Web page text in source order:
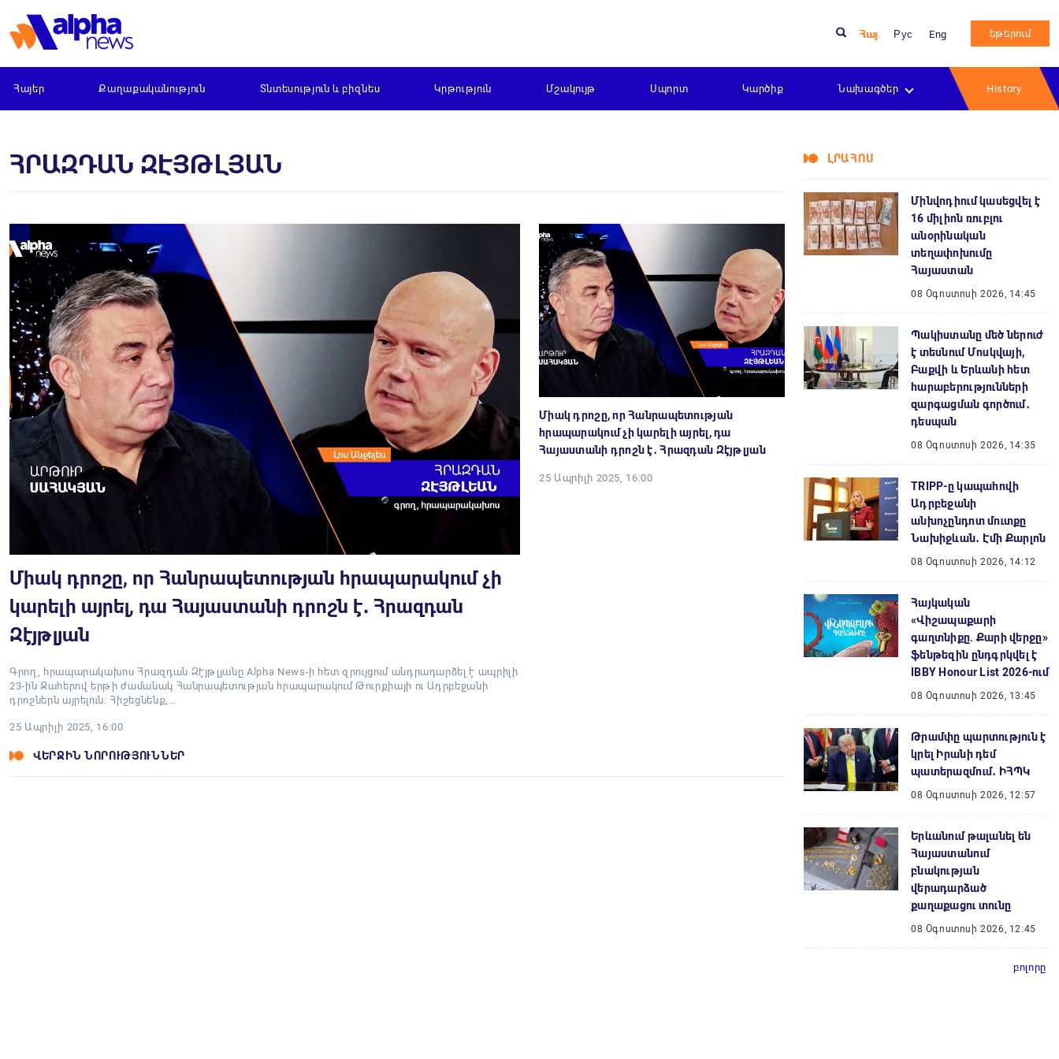
Հայ Рус Eng եթերում
Հայեր Քաղաքականություն Տնտեսություն և բիզնես Կրթություն Մշակույթ Սպորտ Կարծիք Նախագծեր History
ՀՐԱԶԴԱՆ ԶԷՅԹԼՅԱՆ
Միակ դրոշը, որ Հանրապետության հրապարակում չի
կարելի այրել, դա Հայաստանի դրոշն է․ Հրազդան
Զէյթլյան
Գրող, հրապարակախոս Հրազդան Զէյթլյանը Alpha News-ի հետ զրույցում անդրադարձել է ապրիլի
23-ին Ջահերով երթի ժամանակ Հանրապետության հրապարակում Թուրքիայի ու Ադրբեջանի
դրոշներն այրելուն: Հիշեցնենք,…
25 Ապրիլի 2025, 16:00
Միակ դրոշը, որ Հանրապետության
հրապարակում չի կարելի այրել, դա
Հայաստանի դրոշն է․ Հրազդան Զէյթլյան
25 Ապրիլի 2025, 16:00
ՎԵՐՋԻՆ ՆՈՐՈՒԹՅՈՒՆՆԵՐ
ԼՐԱՀՈՍ
Մինվոդիում կասեցվել է
16 միլիոն ռուբլու
անօրինական
տեղափոխումը
Հայաստան
08 Օգոստոսի 2026, 14:45
Պակիստանը մեծ ներուժ
է տեսնում Մոսկվայի,
Բաքվի և Երևանի հետ
հարաբերությունների
զարգացման գործում․
դեսպան
08 Օգոստոսի 2026, 14:35
TRIPP-ը կապահովի
Ադրբեջանի
անխոչընդոտ մուտքը
Նախիջևան․ Էմի Քարլոն
08 Օգոստոսի 2026, 14:12
Հայկական
«Վիշապաքարի
գաղտնիքը. Քարի վերջը»
ֆենթեզին ընդգրկվել է
IBBY Honour List 2026-ում
08 Օգոստոսի 2026, 13:45
Թրամփը պարտություն է
կրել Իրանի դեմ
պատերազմում․ ԻՀՊԿ
08 Օգոստոսի 2026, 12:57
Երևանում թալանել են
Հայաստանում
բնակության
վերադարձած
քաղաքացու տունը
08 Օգոստոսի 2026, 12:45
բոլորը